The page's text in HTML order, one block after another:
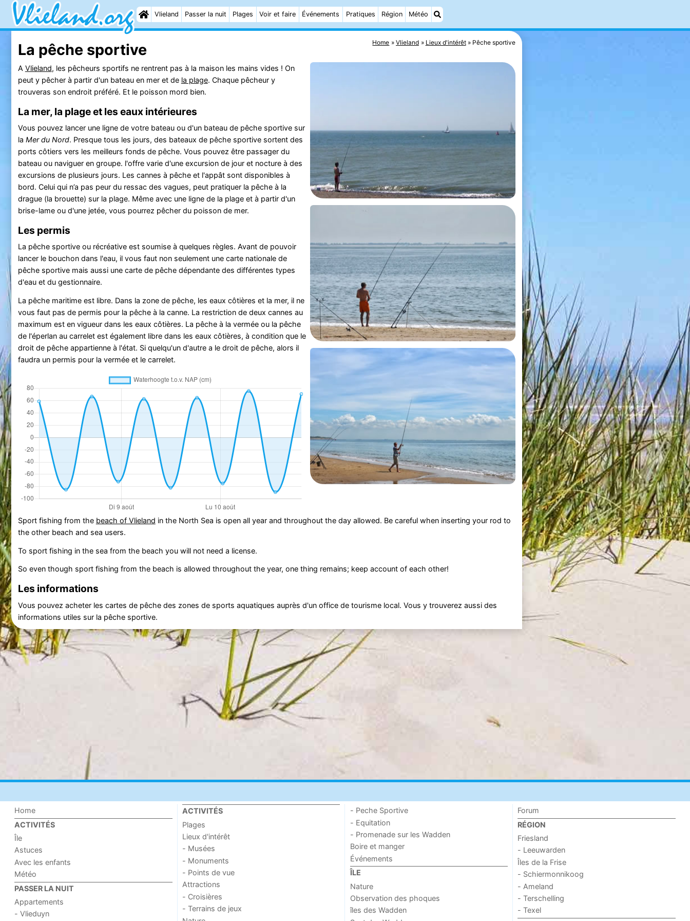
Vlieland Passer la nuit Plages Voir et faire Événements Pratiques Région Météo
Home Vlieland Lieux d'intérêt Pêche sportive
La pêche sportive
A Vlieland, les pêcheurs sportifs ne rentrent pas à la maison les mains vides ! On
peut y pêcher à partir d'un bateau en mer et de la plage. Chaque pêcheur y
trouveras son endroit préféré. Et le poisson mord bien.
La mer, la plage et les eaux intérieures
Vous pouvez lancer une ligne de votre bateau ou d'un bateau de pêche sportive sur
la Mer du Nord. Presque tous les jours, des bateaux de pêche sportive sortent des
ports côtiers vers les meilleurs fonds de pêche. Vous pouvez être passager du
bateau ou naviguer en groupe. l'offre varie d'une excursion de jour et nocture à des
excursions de plusieurs jours. Les cannes à pêche et l'appât sont disponibles à
bord. Celui qui n’a pas peur du ressac des vagues, peut pratiquer la pêche à la
drague (la brouette) sur la plage. Même avec une ligne de la plage et à partir d'un
brise-lame ou d'une jetée, vous pourrez pêcher du poisson de mer.
Les permis
La pêche sportive ou récréative est soumise à quelques règles. Avant de pouvoir
lancer le bouchon dans l'eau, il vous faut non seulement une carte nationale de
pêche sportive mais aussi une carte de pêche dépendante des différentes types
d'eau et du gestionnaire.
La pêche maritime est libre. Dans la zone de pêche, les eaux côtières et la mer, il ne
vous faut pas de permis pour la pêche à la canne. La restriction de deux cannes au
maximum est en vigueur dans les eaux côtières. La pêche à la vermée ou la pêche
de l'éperlan au carrelet est également libre dans les eaux côtières, à condition que le
droit de pêche appartienne à l'état. Si quelqu'un d'autre a le droit de pêche, alors il
faudra un permis pour la vermée et le carrelet.
Sport fishing from the beach of Vlieland in the North Sea is open all year and throughout the day allowed. Be careful when inserting your rod to
the other beach and sea users.
To sport fishing in the sea from the beach you will not need a license.
So even though sport fishing from the beach is allowed throughout the year, one thing remains; keep account of each other!
Les informations
Vous pouvez acheter les cartes de pêche des zones de sports aquatiques auprès d'un office de tourisme local. Vous y trouverez aussi des
informations utiles sur la pêche sportive.
Home
ACTIVITÉS
Île
Astuces
Avec les enfants
Météo
PASSER LA NUIT
Appartements
- Vlieduyn
ACTIVITÉS
Plages
Lieux d'intérêt
- Musées
- Monuments
- Points de vue
Attractions
- Croisières
- Terrains de jeux
- Peche Sportive
- Equitation
- Promenade sur les Wadden
Boire et manger
Événements
ÎLE
Nature
Observation des phoques
îles des Wadden
Forum
RÉGION
Friesland
- Leeuwarden
Îles de la Frise
- Schiermonnikoog
- Ameland
- Terschelling
- Texel